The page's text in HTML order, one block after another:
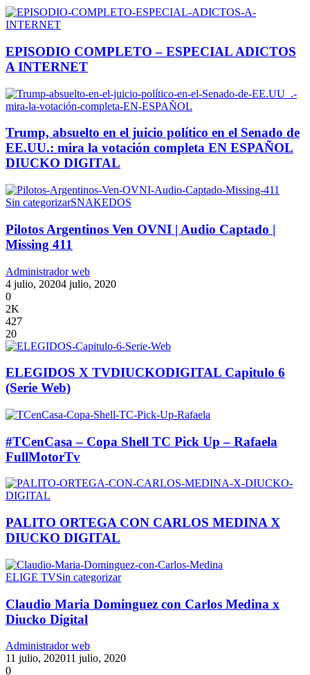
EPISODIO COMPLETO – ESPECIAL ADICTOS
A INTERNET
Trump, absuelto en el juicio político en el Senado de
EE.UU.: mira la votación completa EN ESPAÑOL
DIUCKO DIGITAL
Sin categorizarSNAKEDOS
Pilotos Argentinos Ven OVNI | Audio Captado |
Missing 411
Administrador web
4 julio, 20204 julio, 2020
0
2K
427
20
ELEGIDOS X TVDIUCKODIGITAL Capitulo 6
(Serie Web)
#TCenCasa – Copa Shell TC Pick Up – Rafaela
FullMotorTv
PALITO ORTEGA CON CARLOS MEDINA X
DIUCKO DIGITAL
ELIGE TVSin categorizar
Claudio Maria Dominguez con Carlos Medina x
Diucko Digital
Administrador web
11 julio, 202011 julio, 2020
0